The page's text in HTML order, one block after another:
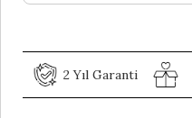
2 Yıl Garanti